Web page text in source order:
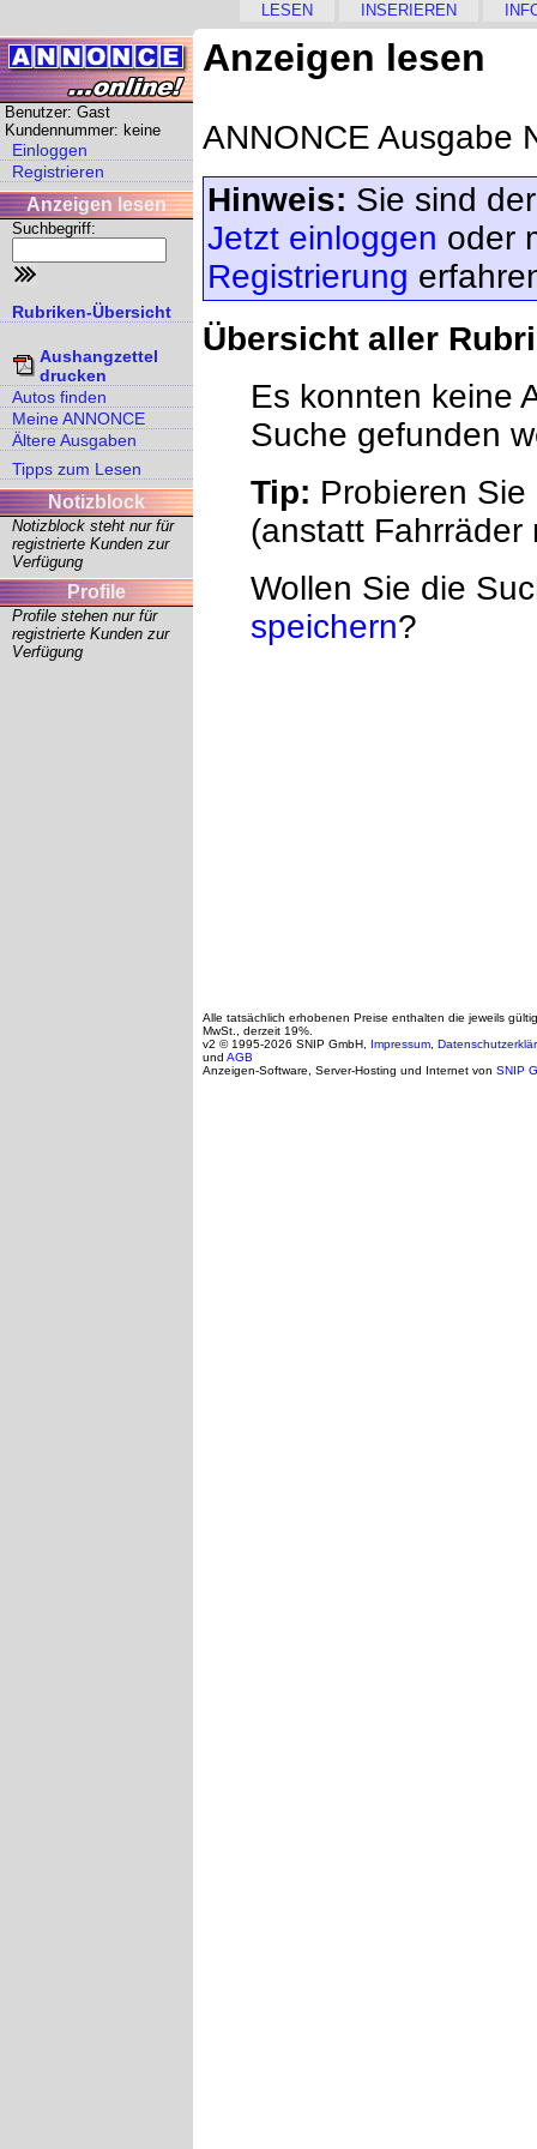
LESEN INSERIEREN
Benutzer: Gast
Kundennummer: keine
Einloggen
Registrieren
Anzeigen lesen
Suchbegriff:
Rubriken-Übersicht
Aushangzettel
drucken
Autos finden
Meine ANNONCE
Ältere Ausgaben
Tipps zum Lesen
Notizblock
Notizblock steht nur für
registrierte Kunden zur
Verfügung
Profile
Profile stehen nur für
registrierte Kunden zur
Verfügung
Anzeigen lesen
ANNONCE Ausgabe
Hinweis: Sie sind
Jetzt einloggen oder
Registrierung
Übersicht aller
Es konnten keine
Suche gefunden
Tip: Probieren
(anstatt Fahrräder
Wollen Sie die
speichern?
Alle tatsächlich erhobenen Preise enthalten die jeweils
MwSt., derzeit 19%.
v2 © 1995-2026 SNIP GmbH, Impressum
und AGB
Anzeigen-Software, Server-Hosting und Internet von SNIP